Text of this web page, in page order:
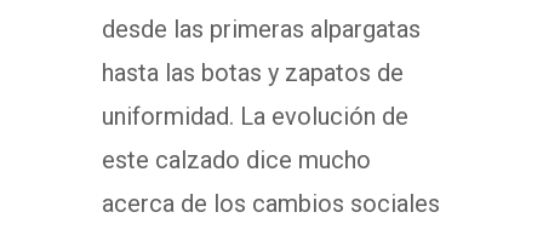
desde las primeras alpargatas
hasta las botas y zapatos de
uniformidad. La evolución de
este calzado dice mucho
acerca de los cambios sociales